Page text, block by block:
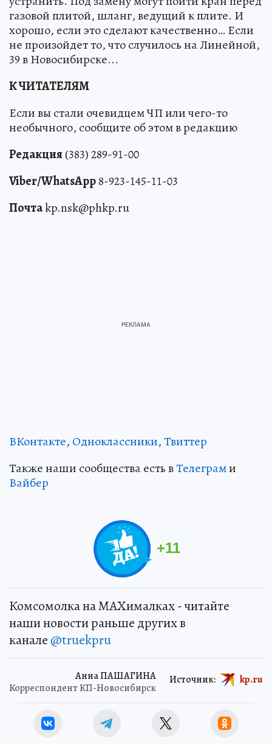
газовой плитой, шланг, ведущий к плите. И
хорошо, если это сделают качественно… Если
не произойдет то, что случилось на Линейной,
39 в Новосибирске...
К ЧИТАТЕЛЯМ
Если вы стали очевидцем ЧП или чего-то
необычного, сообщите об этом в редакцию
Редакция (383) 289-91-00
Viber/WhatsApp8-923-145-11-03
Почтаkp.nsk@phkp.ru
ВКонтакте, Одноклассники,Твиттер
Также наши сообщества есть вТелеграми
Вайбер
+11
Комсомолка на MAXималках - читайте
наши новости раньше других в
канале @truekpru
Анна ПАШАГИНА
Корреспондент КП-Новосибирск
Источник: kp.ru